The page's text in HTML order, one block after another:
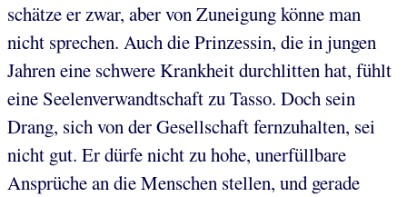
schätze er zwar, aber von Zuneigung könne man
nicht sprechen. Auch die Prinzessin, die in jungen
Jahren eine schwere Krankheit durchlitten hat, fühlt
eine Seelenverwandtschaft zu Tasso. Doch sein
Drang, sich von der Gesellschaft fernzuhalten, sei
nicht gut. Er dürfe nicht zu hohe, unerfüllbare
Ansprüche an die Menschen stellen, und gerade